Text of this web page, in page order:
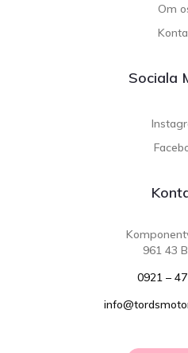
Om
Sociala
961 43
0921 –